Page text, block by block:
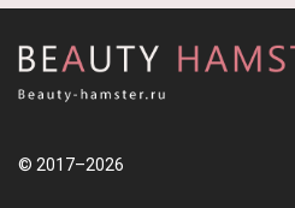
© 2017–2026